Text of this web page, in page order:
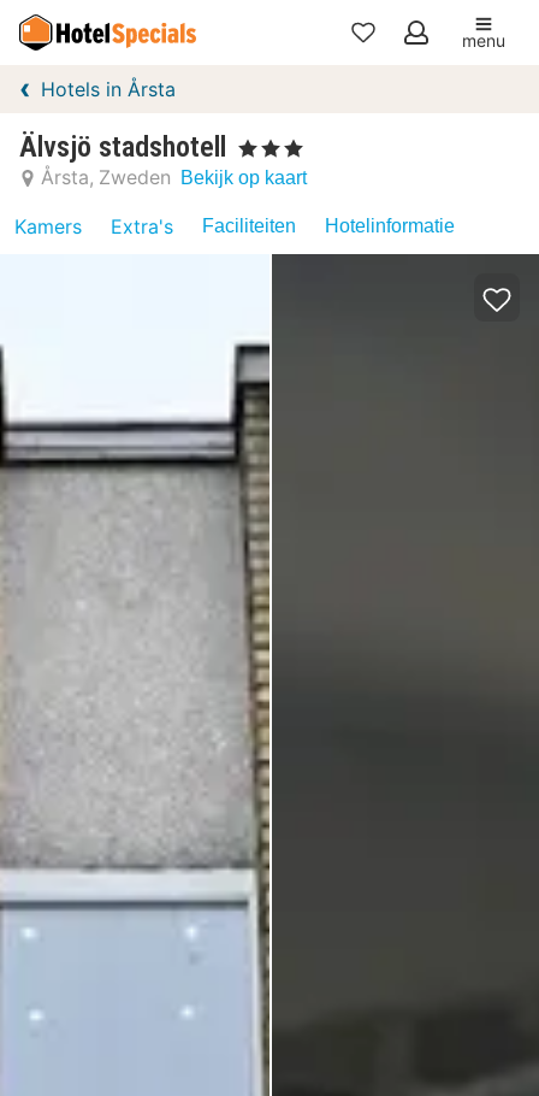
Mijn
menu
Hotels in Årsta
Älvsjö stadshotell , 3 Sterren
Årsta Zweden Bekijk op kaart
Kamers Extra's Faciliteiten Hotelinformatie